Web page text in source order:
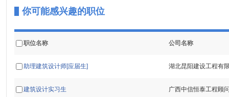
你可能感兴趣的职位
职位名称 公司名称
助理建筑设计师[应届生] 湖北昆阳建设工程有
建筑设计实习生 广西中信恒泰工程顾